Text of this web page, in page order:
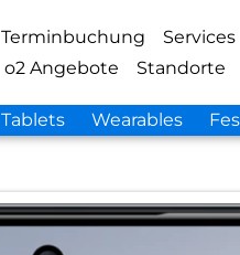
Terminbuchung Services
o2 Angebote Standorte
Tablets Wearables